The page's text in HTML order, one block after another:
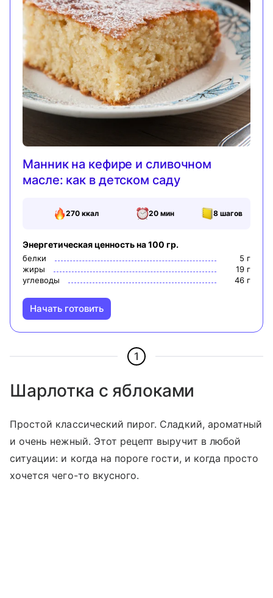
Манник на кефире и сливочном
масле: как в детском саду
270ккал 20 мин 8 шагов
Энергетическая ценность на 100 гр.
белки 5 г
жиры
19 г
углеводы
46 г
Начать готовить
1
Шарлотка с яблоками
Простой классический пирог. Сладкий, ароматный
и очень нежный. Этот рецепт выручит в любой
ситуации: и когда на пороге гости, и когда просто
хочется чего-то вкусного.